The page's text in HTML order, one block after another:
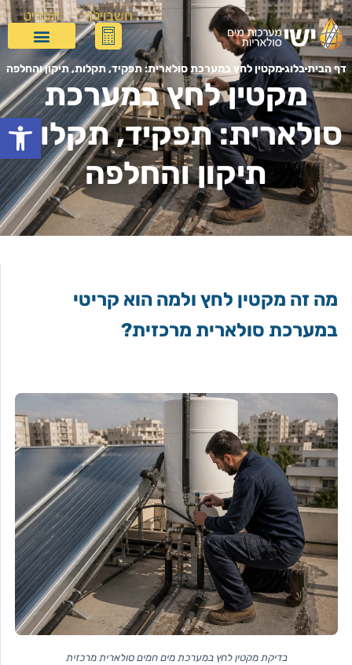
חשבוילר תפריט
דף הביתבלוגמקטין לחץ במערכת סולארית: תפקיד, תקלות, תיקון והחלפה
מקטין לחץ במערכת
סולארית: תפקיד, תקלות,
תיקון והחלפה
מה זה מקטין לחץ ולמה הוא קריטי
במערכת סולארית מרכזית?
בדיקת מקטין לחץ במערכת מים חמים סולארית מרכזית